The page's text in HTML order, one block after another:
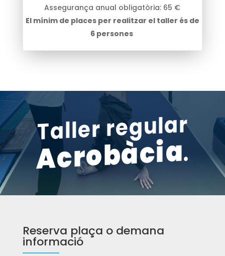
Assegurança anual obligatòria: 65 €
El mínim de places per realitzar el taller és de
6 persones
Taller regular
Acrobàcia
Reserva plaça o demana
informació